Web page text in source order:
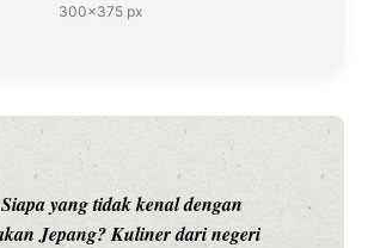
300×375 px
sangka, dua nama besar di dunia
Srimulat dan Vicky Prasetyo, kini